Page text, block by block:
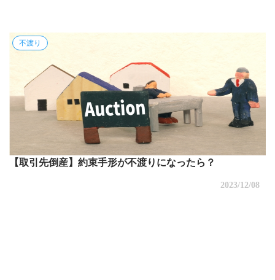
不渡り
【取引先倒産】約束手形が不渡りになったら？
2023/12/08